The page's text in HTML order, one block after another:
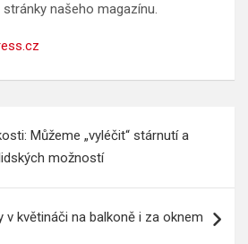
našeho magazínu.
Můžeme „vyléčit“ stárnutí a
možností
v květináči na balkoně i za oknem